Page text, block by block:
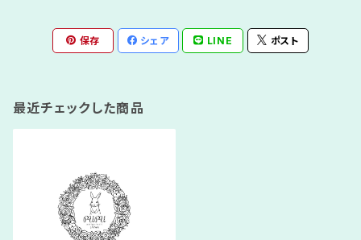
保存 シェア LINE ポスト
最近チェックした商品